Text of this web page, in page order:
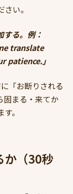
い。
る。例：
translate
patience.」
「お断りされる
固まる・来てか
。
か（30秒